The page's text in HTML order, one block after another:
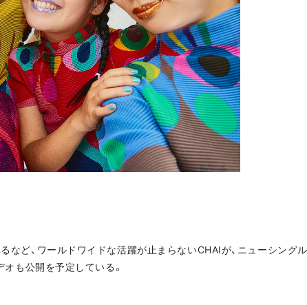
ど、ワールドワイドな活躍が止まらないCHAIが、ニューシング
も公開を予定している。